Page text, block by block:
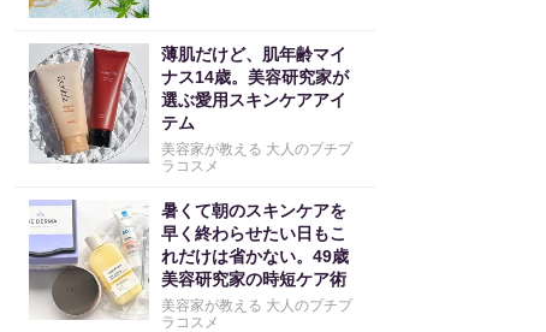
薄肌だけど、肌年齢マイ
ナス14歳。美容研究家が
選ぶ愛用スキンケアアイ
テム
美容家が教える 大人のプチプ
ラコスメ
暑くて朝のスキンケアを
早く終わらせたい日もこ
れだけは省かない。49歳
美容研究家の時短ケア術
美容家が教える 大人のプチプ
ラコスメ